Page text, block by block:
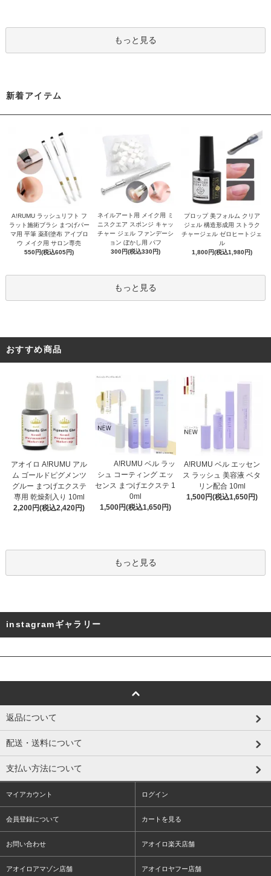
もっと見る
新着アイテム
A!RUMU ラッシュリフト フ
ラット施術ブラシ まつげパー
マ用 平筆 薬剤塗布 アイブロ
ウ メイク用 サロン専売
550円(税込605円)
ネイルアート用 メイク用 ミ
ニスクエア スポンジ キャッ
チャー ジェル ファンデーシ
ョン ぼかし用 パフ
300円(税込330円)
プロップ 美フォルム クリア
ジェル 構造形成用 ストラク
チャージェル ゼロヒートジェ
ル
1,800円(税込1,980円)
もっと見る
おすすめ商品
アオイロ A!RUMU アル
ム ゴールドピグメンツ
グルー まつげエクステ
専用 乾燥剤入り 10ml
2,200円(税込2,420円)
A!RUMU ベル ラッ
シュ コーティング エッ
センス まつげエクステ 1
0ml
1,500円(税込1,650円)
A!RUMU ベル エッセン
ス ラッシュ 美容液 ベタ
リン配合 10ml
1,500円(税込1,650円)
もっと見る
instagramギャラリー
返品について
配送・送料について
支払い方法について
マイアカウント ログイン
会員登録について カートを見る
お問い合わせ アオイロ楽天店舗
アオイロアマゾン店舗 アオイロヤフー店舗